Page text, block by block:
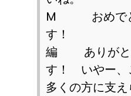
M おめでと
す！
編 ありがと
す！ いやー、
多くの方に支